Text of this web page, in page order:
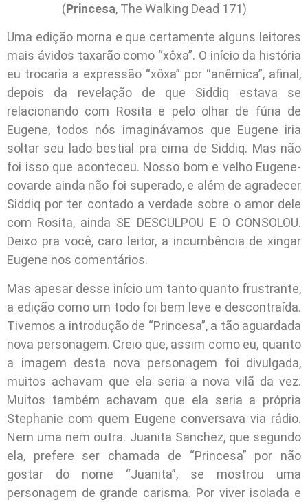
(Princesa, The Walking Dead 171)
Uma edição morna e que certamente alguns leitores
mais ávidos taxarão como “xôxa”. O início da história
eu trocaria a expressão “xôxa” por “anêmica”, afinal,
depois da revelação de que Siddiq estava se
relacionando com Rosita e pelo olhar de fúria de
Eugene, todos nós imaginávamos que Eugene iria
soltar seu lado bestial pra cima de Siddiq. Mas não
foi isso que aconteceu. Nosso bom e velho Eugene-
covarde ainda não foi superado, e além de agradecer
Siddiq por ter contado a verdade sobre o amor dele
com Rosita, ainda SE DESCULPOU E O CONSOLOU.
Deixo pra você, caro leitor, a incumbência de xingar
Eugene nos comentários.
Mas apesar desse início um tanto quanto frustrante,
a edição como um todo foi bem leve e descontraída.
Tivemos a introdução de “Princesa”, a tão aguardada
nova personagem. Creio que, assim como eu, quanto
a imagem desta nova personagem foi divulgada,
muitos achavam que ela seria a nova vilã da vez.
Muitos também achavam que ela seria a própria
Stephanie com quem Eugene conversava via rádio.
Nem uma nem outra. Juanita Sanchez, que segundo
ela, prefere ser chamada de “Princesa” por não
gostar do nome “Juanita”, se mostrou uma
personagem de grande carisma. Por viver isolada e